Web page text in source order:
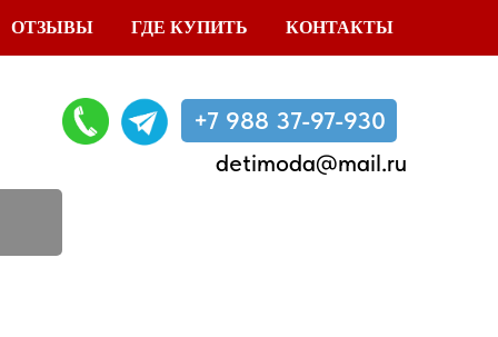
ОТЗЫВЫ ГДЕ КУПИТЬ КОНТАКТЫ
detimoda@mail.ru
+7 988 37-97-930